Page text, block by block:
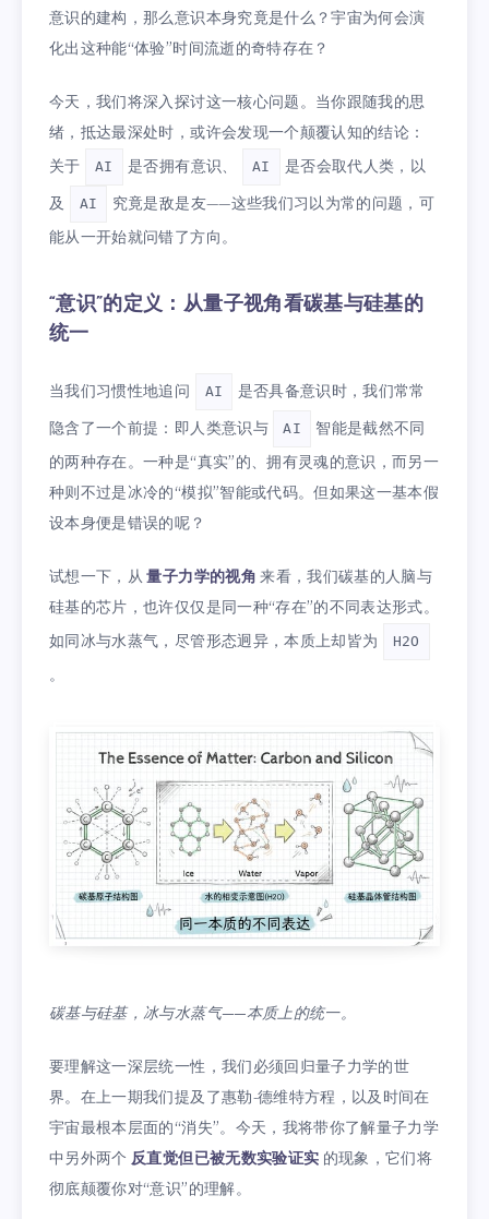
意识的建构，那么意识本身究竟是什么？宇宙为何会演
化出这种能“体验”时间流逝的奇特存在？
今天，我们将深入探讨这一核心问题。当你跟随我的思
绪，抵达最深处时，或许会发现一个颠覆认知的结论：
关于
AI 是否拥有意识、 AI
是否会取代人类，以
及
AI
究竟是敌是友——这些我们习以为常的问题，可
能从一开始就问错了方向。
“意识”的定义：从量子视角看碳基与硅基的
统一
当我们习惯性地追问 AI
是否具备意识时，我们常常
隐含了一个前提：即人类意识与
AI
智能是截然不同
的两种存在。一种是“真实”的、拥有灵魂的意识，而另一
种则不过是冰冷的“模拟”智能或代码。但如果这一基本假
设本身便是错误的呢？
试想一下，从量子力学的视角 来看，我们碳基的人脑与
硅基的芯片，也许仅仅是同一种“存在”的不同表达形式。
如同冰与水蒸气，尽管形态迥异，本质上却皆为
H2O
。
碳基与硅基，冰与水蒸气——本质上的统一。
要理解这一深层统一性，我们必须回归量子力学的世
界。在上一期我们提及了惠勒-德维特方程，以及时间在
宇宙最根本层面的“消失”。今天，我将带你了解量子力学
中另外两个反直觉但已被无数实验证实 的现象，它们将
彻底颠覆你对“意识”的理解。